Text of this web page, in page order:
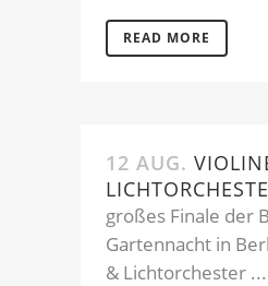
READ MORE
12 AUG.
großes Finale der
Gartennacht in
& Lichtorchester ...